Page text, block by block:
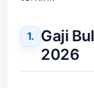
Gaji
2026